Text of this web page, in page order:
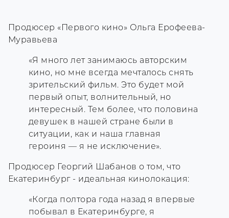
Продюсер «Первого кино» Ольга Ерофеева-
Муравьева
«Я много лет занимаюсь авторским
кино, но мне всегда мечталось снять
зрительский фильм. Это будет мой
первый опыт, волнительный, но
интересный. Тем более, что половина
девушек в нашей стране были в
ситуации, как и наша главная
героиня — я не исключение».
Продюсер Георгий Шабанов о том, что
Екатеринбург - идеальная кинолокация:
«Когда полтора года назад я впервые
побывал в Екатеринбурге, я